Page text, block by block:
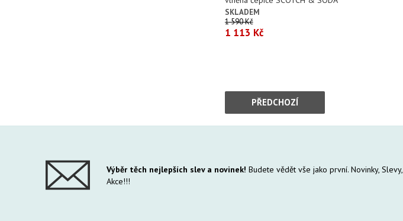
SKLADEM
1 590 Kč
1 113 Kč
PŘEDCHOZÍ
Výběr těch nejlepších slev a novinek! Budete vědět vše jako první. Novinky, Slevy,
Akce!!!